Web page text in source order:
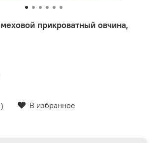
прикроватный овчина,
В избранное